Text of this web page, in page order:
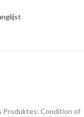
Produktes: Condition of